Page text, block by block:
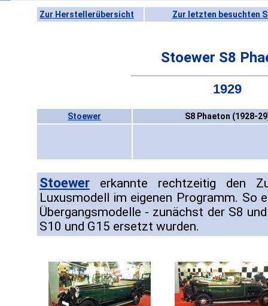
Zur Herstellerübersicht Zur letzten besuchten
Stoewer S8
1929
Stoewer S8 Phaeton (1928-
Stoewer erkannte rechtzeitig den
Luxusmodell im eigenen Programm. So
Übergangsmodelle - zunächst der S8
S10 und G15 ersetzt wurden.